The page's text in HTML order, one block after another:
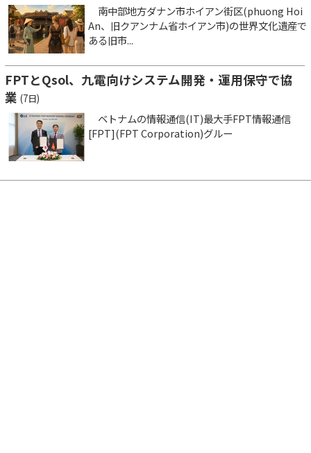
南中部地方ダナン市ホイアン街区(phuong Hoi
An、旧クアンナム省ホイアン市)の世界文化遺産で
ある旧市...
FPTとQsol、九電向けシステム開発・運用保守で協
業 (7日)
ベトナムの情報通信(IT)最大手FPT情報通信
[FPT](FPT Corporation)グルー